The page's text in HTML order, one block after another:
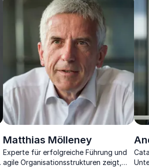
Matthias Mölleney
Experte für erfolgreiche Führung und
agile Organisationsstrukturen zeigt,